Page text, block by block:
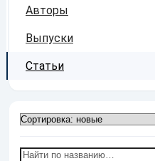
Авторы
Выпуски
Статьи